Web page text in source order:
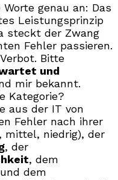
genau an: Das
Leistungsprinzip
steckt der Zwang
Fehler passieren.
Bitte
und
mir bekannt.
Kategorie?
aus der IT von
Fehler nach ihrer
mittel, niedrig), der
, der
, dem
und dem